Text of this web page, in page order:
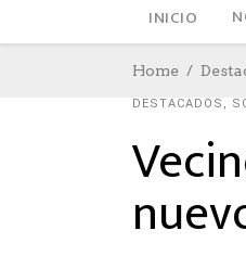
INICIO
Home
DESTACADOS ,